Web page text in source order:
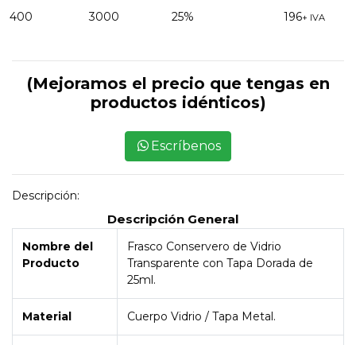
400 3000 25% 196+ IVA
(Mejoramos el precio que tengas en
productos idénticos)
Escríbenos
Descripción:
Descripción General
Nombre del
Producto
Frasco Conservero de Vidrio
Transparente con Tapa Dorada de
25ml.
Material Cuerpo Vidrio / Tapa Metal.